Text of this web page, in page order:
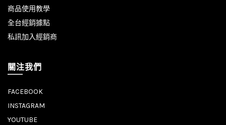
商品使用教學
全台經銷據點
私訊加入經銷商
關注我們
FACEBOOK
INSTAGRAM
YOUTUBE